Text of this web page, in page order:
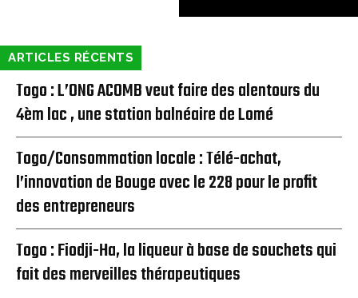
ARTICLES RÉCENTS
Togo : L’ONG ACOMB veut faire des alentours du
4èm lac , une station balnéaire de Lomé
Togo/Consommation locale : Télé-achat,
l’innovation de Bouge avec le 228 pour le profit
des entrepreneurs
Togo : Fiodji-Ha, la liqueur à base de souchets qui
fait des merveilles thérapeutiques